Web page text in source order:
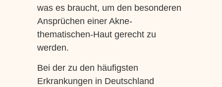
was es braucht, um den besonderen
Ansprüchen einer Akne-
thematischen-Haut gerecht zu
werden.
Bei der zu den häufigsten
Erkrankungen in Deutschland